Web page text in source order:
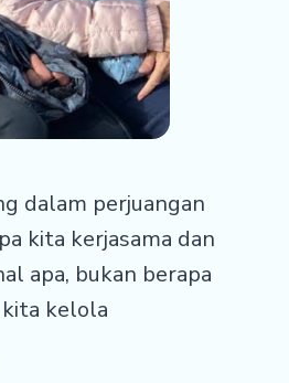
dalam perjuangan
kita kerjasama dan
apa, bukan berapa
kita kelola